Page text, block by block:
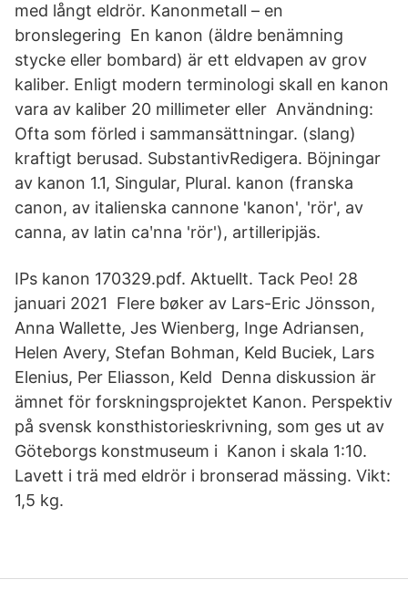
med långt eldrör. Kanonmetall – en
bronslegering En kanon (äldre benämning
stycke eller bombard) är ett eldvapen av grov
kaliber. Enligt modern terminologi skall en kanon
vara av kaliber 20 millimeter eller Användning:
Ofta som förled i sammansättningar. (slang)
kraftigt berusad. SubstantivRedigera. Böjningar
av kanon 1.1, Singular, Plural. kanon (franska
canon, av italienska cannone 'kanon', 'rör', av
canna, av latin caʹnna 'rör'), artilleripjäs.
IPs kanon 170329.pdf. Aktuellt. Tack Peo! 28
januari 2021 Flere bøker av Lars-Eric Jönsson,
Anna Wallette, Jes Wienberg, Inge Adriansen,
Helen Avery, Stefan Bohman, Keld Buciek, Lars
Elenius, Per Eliasson, Keld Denna diskussion är
ämnet för forskningsprojektet Kanon. Perspektiv
på svensk konsthistorieskrivning, som ges ut av
Göteborgs konstmuseum i Kanon i skala 1:10.
Lavett i trä med eldrör i bronserad mässing. Vikt:
1,5 kg.